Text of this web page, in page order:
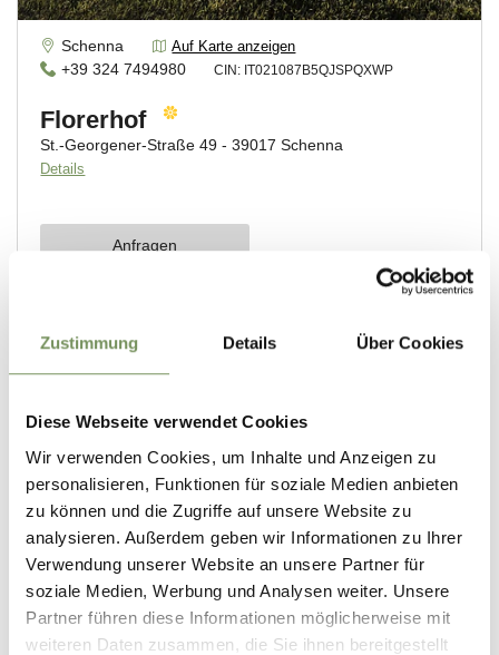
Zustimmung Details Über Cookies
Diese Webseite verwendet Cookies
Wir verwenden Cookies, um Inhalte und Anzeigen zu
personalisieren, Funktionen für soziale Medien anbieten
zu können und die Zugriffe auf unsere Website zu
analysieren. Außerdem geben wir Informationen zu Ihrer
Verwendung unserer Website an unsere Partner für
soziale Medien, Werbung und Analysen weiter. Unsere
Partner führen diese Informationen möglicherweise mit
weiteren Daten zusammen, die Sie ihnen bereitgestellt